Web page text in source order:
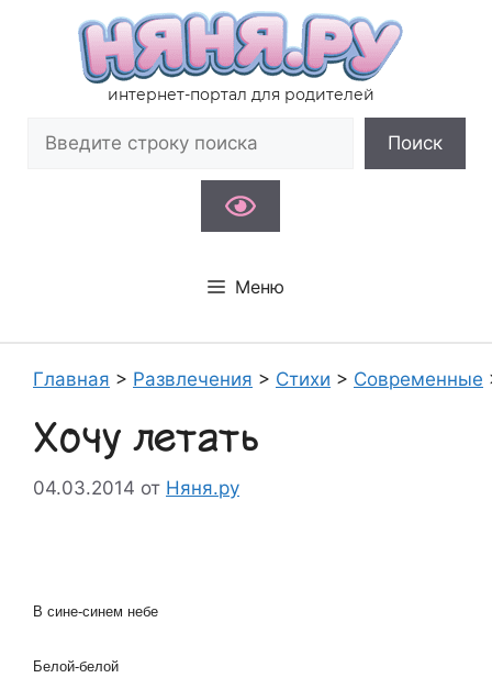
содержимому
интернет-портал для родителей
Поиск
Меню
Главная > Развлечения > Стихи > Современные
Хочу летать
04.03.2014 от Няня.ру
В сине-синем небе
Белой-белой